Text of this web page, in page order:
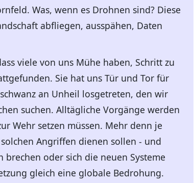
Was, wenn es Drohnen sind? Diese
abfliegen, ausspähen, Daten
viele von uns Mühe haben, Schritt zu
Sie hat uns Tür und Tor für
an Unheil losgetreten, den wir
suchen. Alltägliche Vorgänge werden
Wehr setzen müssen. Mehr denn je
Angriffen dienen sollen - und
oder sich die neuen Systeme
gleich eine globale Bedrohung.